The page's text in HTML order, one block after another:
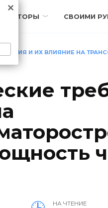
СВОИМИ
И ИХ ВЛИЯНИЕ НА
НА ЧТЕНИЕ